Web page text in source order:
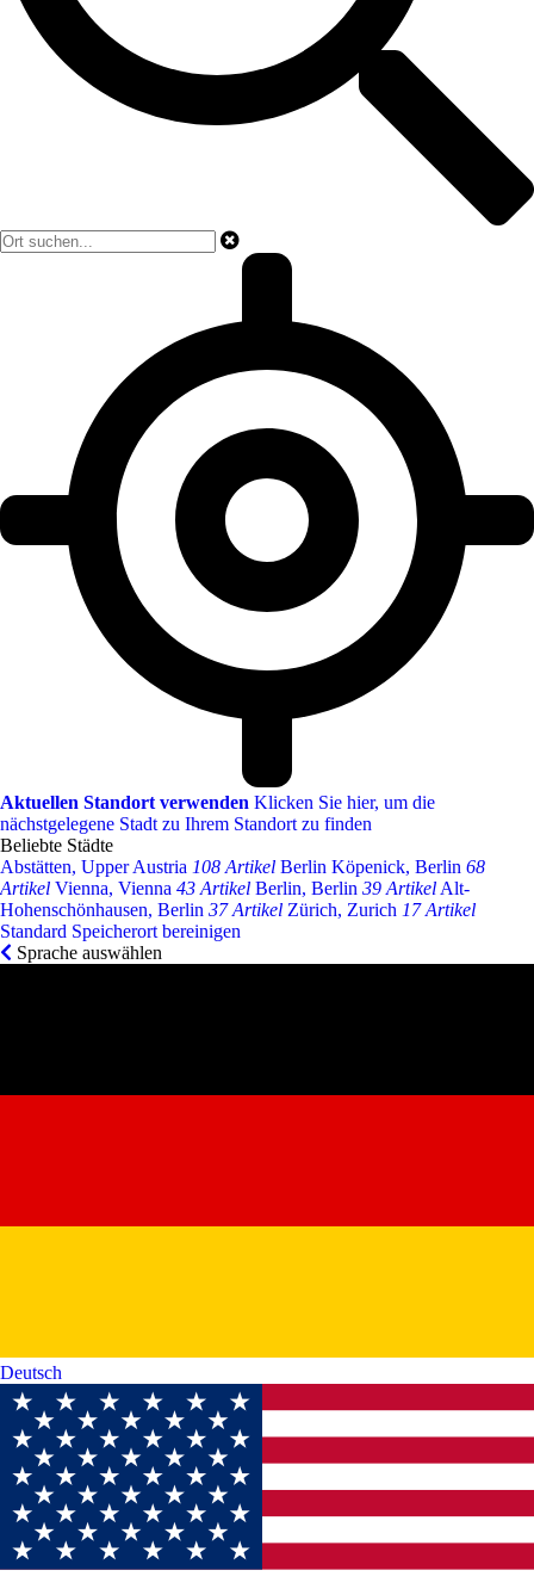
Aktuellen Standort verwenden Klicken Sie hier, um die
nächstgelegene Stadt zu Ihrem Standort zu finden
Beliebte Städte
Abstätten, Upper Austria 108 Artikel Berlin Köpenick, Berlin 68
Artikel Vienna, Vienna 43 Artikel Berlin, Berlin 39 Artikel Alt-
Hohenschönhausen, Berlin 37 Artikel Zürich, Zurich 17 Artikel
Standard Speicherort bereinigen
Sprache auswählen
Deutsch‎